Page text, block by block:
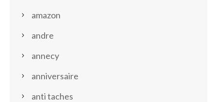
amazon
andre
annecy
anniversaire
anti taches